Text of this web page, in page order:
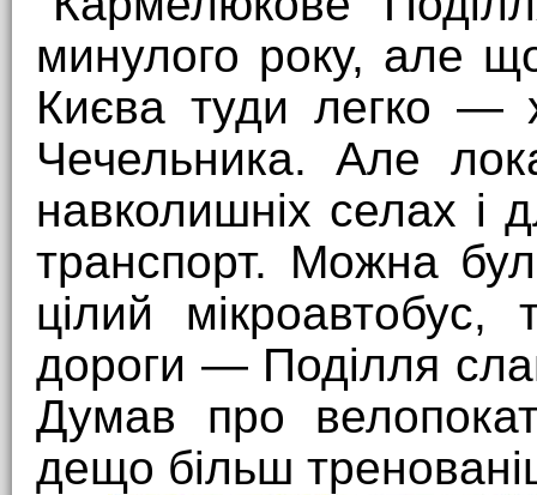
минулого року, але
Києва туди легко —
Чечельника. Але
навколишніх селах і
транспорт. Можна
цілий
дороги — Поділля
Думав про
дещо більш